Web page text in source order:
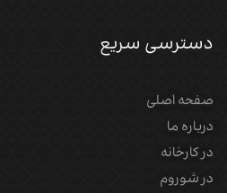
دسترسی سریع
صفحه اصلی
درباره ما
در کارخانه
در شوروم